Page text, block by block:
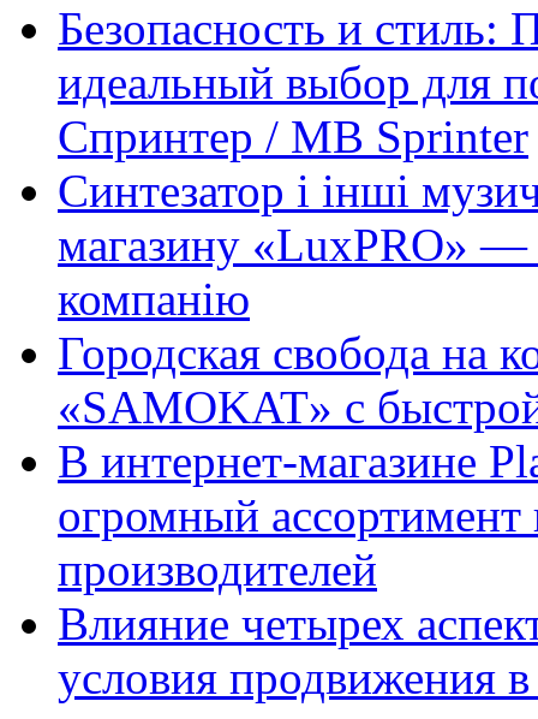
Безопасность и
идеальный выбор для
Спринтер / MB Sprinter
Синтезатор і інші
магазину «LuxPRO» —
компанію
Городская свобода на
«SAMOKAT» с
В интернет-магазине
огромный ассортимент
производителей
Влияние четырех
условия продвижения